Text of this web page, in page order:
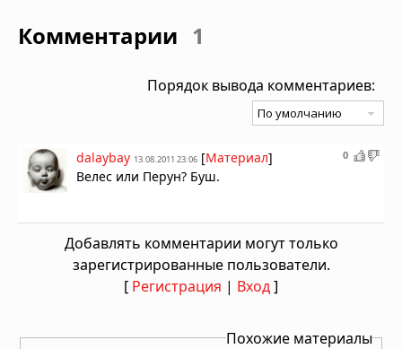
Комментарии 1
Порядок вывода комментариев:
0
dalaybay 13.08.2011 23:06 [Материал]
Велес или Перун? Буш.
Добавлять комментарии могут только
зарегистрированные пользователи.
[ Регистрация | Вход]
Похожие материалы